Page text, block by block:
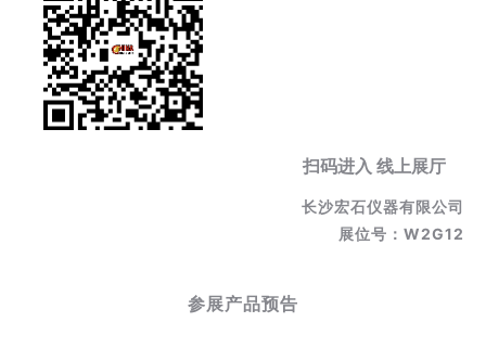
扫码进入 线上展厅
长沙宏石仪器有限公司
展位号：W2G12
参展产品预告